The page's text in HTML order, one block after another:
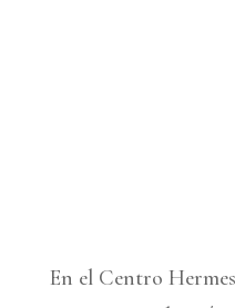
En el Centro